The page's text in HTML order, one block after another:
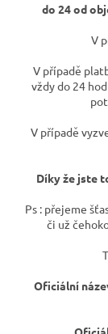
do 24 od
V
V případě
vždy do 24
V případě
Díky že jste
Ps : přejeme
či už
Oficiální